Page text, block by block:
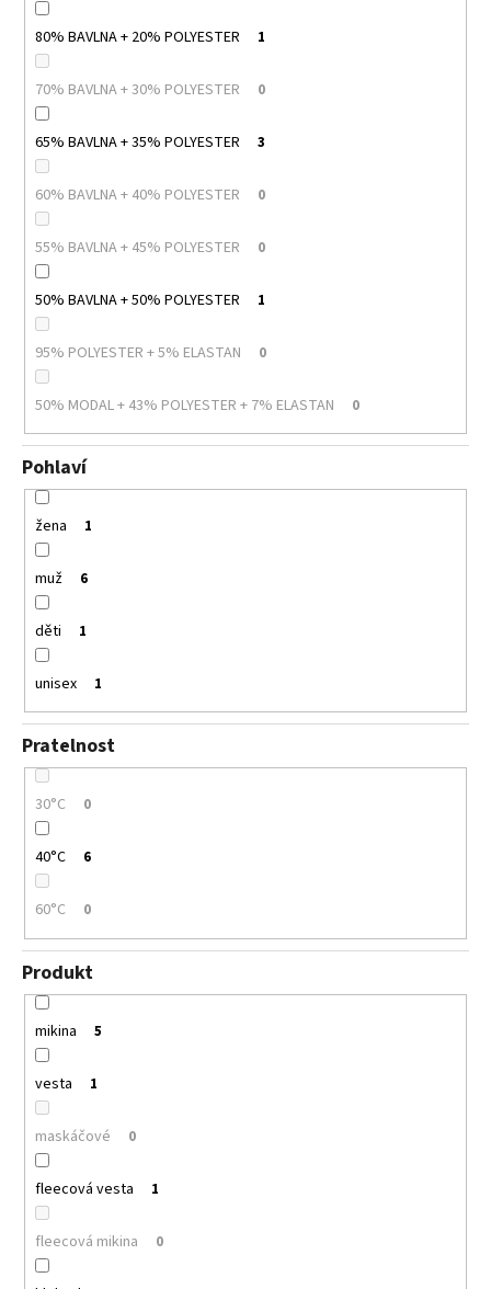
80% BAVLNA + 20% POLYESTER 1
70% BAVLNA + 30% POLYESTER 0
65% BAVLNA + 35% POLYESTER 3
60% BAVLNA + 40% POLYESTER 0
55% BAVLNA + 45% POLYESTER 0
50% BAVLNA + 50% POLYESTER 1
95% POLYESTER + 5% ELASTAN 0
50% MODAL + 43% POLYESTER + 7% ELASTAN 0
Pohlaví
žena 1
muž 6
děti 1
unisex 1
Pratelnost
30°C 0
40°C 6
60°C 0
Produkt
mikina 5
vesta 1
maskáčové 0
fleecová vesta 1
fleecová mikina 0